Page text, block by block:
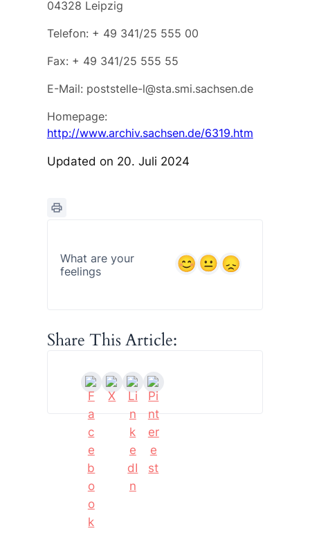
04328 Leipzig
Telefon: + 49 341/25 555 00
Fax: + 49 341/25 555 55
E-Mail: poststelle-l@sta.smi.sachsen.de
Homepage:
http://www.archiv.sachsen.de/6319.htm
Updated on 20. Juli 2024
What are your
feelings
Share This Article: